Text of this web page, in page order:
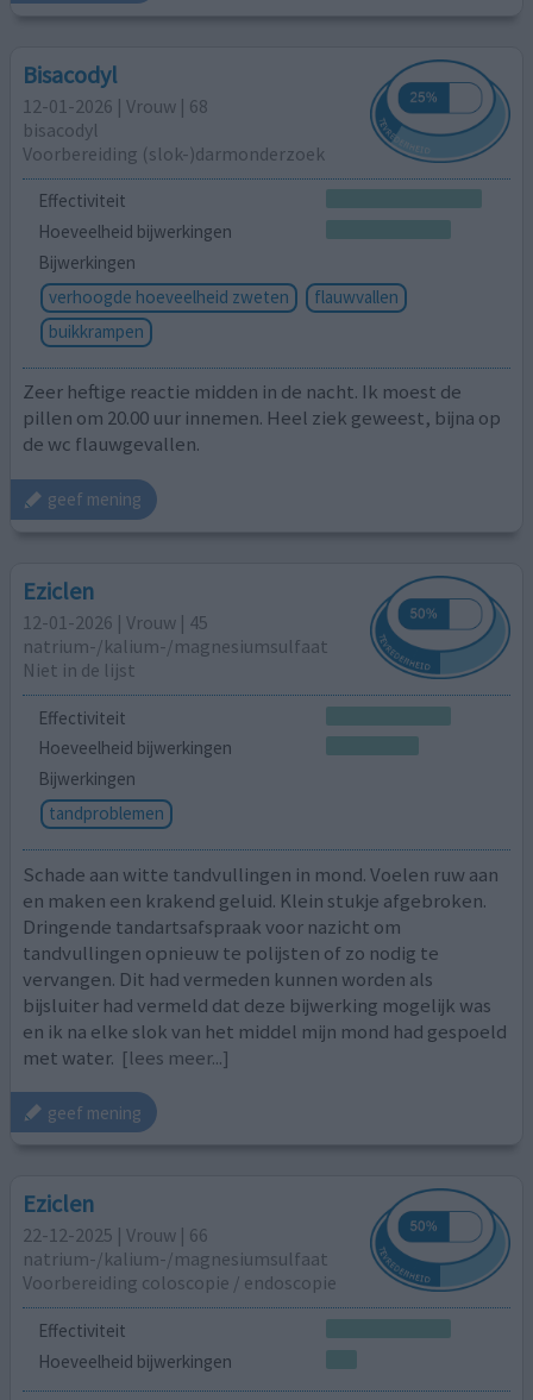
Bisacodyl
12-01-2026 | Vrouw | 68
bisacodyl
Voorbereiding (slok-)darmonderzoek
Effectiviteit
Hoeveelheid bijwerkingen
Bijwerkingen
verhoogde hoeveelheid zweten
flauwvallen
buikkrampen
Zeer heftige reactie midden in de nacht. Ik moest de
pillen om 20.00 uur innemen. Heel ziek geweest, bijna op
de wc flauwgevallen.
geef mening
Eziclen
12-01-2026 | Vrouw | 45
natrium-/kalium-/magnesiumsulfaat
Niet in de lijst
Effectiviteit
Hoeveelheid bijwerkingen
Bijwerkingen
tandproblemen
Schade aan witte tandvullingen in mond. Voelen ruw aan
en maken een krakend geluid. Klein stukje afgebroken.
Dringende tandartsafspraak voor nazicht om
tandvullingen opnieuw te polijsten of zo nodig te
vervangen. Dit had vermeden kunnen worden als
bijsluiter had vermeld dat deze bijwerking mogelijk was
en ik na elke slok van het middel mijn mond had gespoeld
met water. [lees meer...]
geef mening
Eziclen
22-12-2025 | Vrouw | 66
natrium-/kalium-/magnesiumsulfaat
Voorbereiding coloscopie / endoscopie
Effectiviteit
Hoeveelheid bijwerkingen